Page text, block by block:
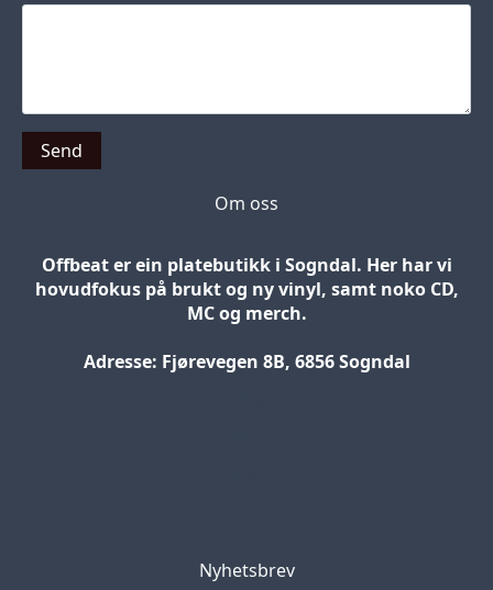
Send
Om oss
Offbeat er ein platebutikk i Sogndal. Her har vi
hovudfokus på brukt og ny vinyl, samt noko CD,
MC og merch.
Adresse: Fjørevegen 8B, 6856 Sogndal
Nyhetsbrev